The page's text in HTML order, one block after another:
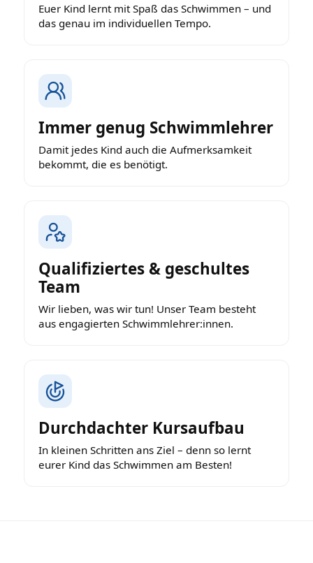
Euer Kind lernt mit Spaß das Schwimmen – und
das genau im individuellen Tempo.
Immer genug Schwimmlehrer
Damit jedes Kind auch die Aufmerksamkeit
bekommt, die es benötigt.
Qualifiziertes & geschultes
Team
Wir lieben, was wir tun! Unser Team besteht
aus engagierten Schwimmlehrer:innen.
Durchdachter Kursaufbau
In kleinen Schritten ans Ziel – denn so lernt
eurer Kind das Schwimmen am Besten!